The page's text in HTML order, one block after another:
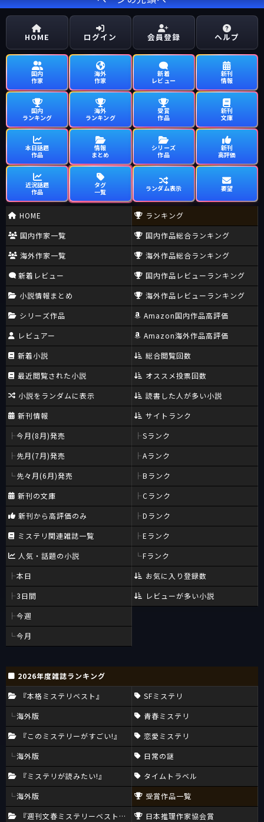
HOME ログイン 会員登録 ヘルプ
国内
作家
海外
作家
新着
レビュー
新刊
情報
国内
ランキング
海外
ランキング
受賞
作品
新刊
文庫
本日話題
作品
情報
まとめ
シリーズ
作品
新刊
高評価
近況話題
作品
タグ
一覧
ランダム表示 要望
HOME
国内作家一覧
海外作家一覧
新着レビュー
小説情報まとめ
シリーズ作品
レビュアー
新着小説
最近閲覧された小説
小説をランダムに表示
新刊情報
今月(8月)発売
先月(7月)発売
先々月(6月)発売
新刊の文庫
新刊から高評価のみ
ミステリ関連雑誌一覧
人気・話題の小説
本日
3日間
今週
今月
ランキング
国内作品総合ランキング
海外作品総合ランキング
国内作品レビューランキング
海外作品レビューランキング
Amazon国内作品高評価
Amazon海外作品高評価
総合閲覧回数
オススメ投票回数
読書した人が多い小説
サイトランク
Sランク
Aランク
Bランク
Cランク
Dランク
Eランク
Fランク
お気に入り登録数
レビューが多い小説
2026年度雑誌ランキング
『本格ミステリベスト』
海外版
『このミステリーがすごい!』
海外版
『ミステリが読みたい!』
海外版
『週刊文春ミステリーベスト10』
SFミステリ
青春ミステリ
恋愛ミステリ
日常の謎
タイムトラベル
受賞作品一覧
日本推理作家協会賞